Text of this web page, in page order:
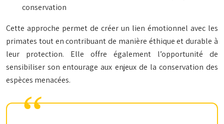
conservation
Cette approche permet de créer un lien émotionnel avec les
primates tout en contribuant de manière éthique et durable à
leur protection. Elle offre également l’opportunité de
sensibiliser son entourage aux enjeux de la conservation des
espèces menacées.